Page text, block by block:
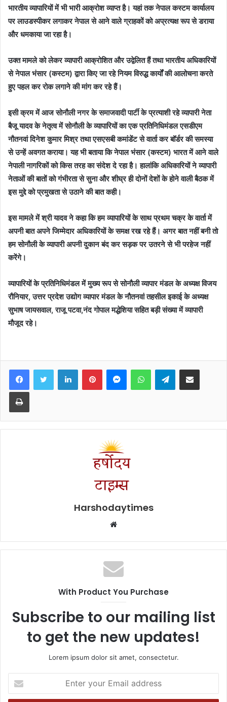
भारतीय व्यापारियों में भी भारी आक्रोश व्याप्त है। यहां तक नेपाल कस्टम कार्यालय
पर लाउडस्पीकर लगाकर नेपाल से आने वाले ग्राहकों को अप्रत्यक्ष रूप से डराया
और धमकाया जा रहा है।
उक्त मामले को लेकर व्यापारी आक्रोशित और उद्वेलित हैं तथा भारतीय अधिकारियों
से नेपाल भंसार (कस्टम) द्वारा किए जा रहे नियम विरुद्ध कार्यों की आलोचना करते
हुए पहल कर रोक लगाने की मांग कर रहे हैं।
इसी क्रम में आज सोनौली नगर के समाजवादी पार्टी के प्रत्याशी रहे व्यापारी नेता
बैजू यादव के नेतृत्व में सोनौली के व्यापारियों का एक प्रतिनिधिमंडल एसडीएम
नौतनवां दिनेश कुमार मिश्र तथा एसएसबी कमांडेंट से वार्ता कर बॉर्डर की समस्या
से उन्हें अवगत कराया। यह भी बताया कि नेपाल भंसार (कस्टम) भारत में आने वाले
नेपाली नागरिकों को किस तरह का संदेश दे रहा है। हालांकि अधिकारियों ने व्यापारी
नेताओं की बातों को गंभीरता से सुना और शीघ्र ही दोनों देशों के होने वाली बैठक में
इस मुद्दे को प्रमुखता से उठाने की बात कही।
इस मामले में श्री यादव ने कहा कि हम व्यापारियों के साथ प्रथम चक्र के वार्ता में
अपनी बात अपने जिम्मेदार अधिकारियों के समक्ष रख रहे हैं। अगर बात नहीं बनी तो
हम सोनौली के व्यापारी अपनी दुकान बंद कर सड़क पर उतरने से भी परहेज नहीं
करेंगे।
व्यापारियों के प्रतिनिधिमंडल में मुख्य रूप से सोनौली व्यापार मंडल के अध्यक्ष विजय
रौनियार, उत्तर प्रदेश उद्योग व्यापार मंडल के नौतनवां तहसील इकाई के अध्यक्ष
सुभाष जायसवाल, राजू पटवा,नंद गोपाल मद्धेशिया सहित बड़ी संख्या में व्यापारी
मौजूद रहे।
FacebookTwitter LinkedInPinterestMessengerWhatsAppTelegramShare via Email
Print
Harshodaytimes
Website
With Product You Purchase
Subscribe to our mailing list
to get the new updates!
Lorem ipsum dolor sit amet, consectetur.
your
Email